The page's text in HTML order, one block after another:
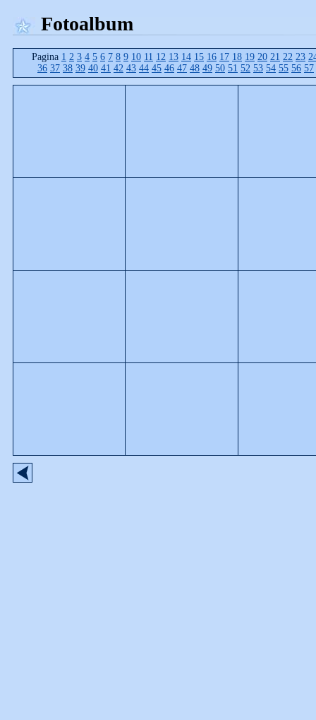
Fotoalbum
Pagina 1 2 3 4 5 6 7 8 9 10 11 12 13 14 15 16 17 18 19 20 21 22 23
36 37 38 39 40 41 42 43 44 45 46 47 48 49 50 51 52 53 54 55 56 57